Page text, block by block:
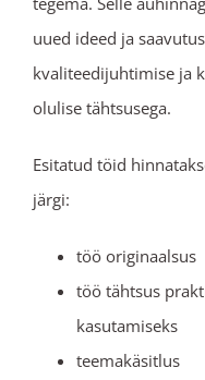
uued ideed ja
kvaliteedijuhtimise ja
olulise tähtsusega.
Esitatud töid
järgi:
töö originaalsus
töö tähtsus
kasutamiseks
teemakäsitlus